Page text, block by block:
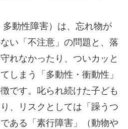
動性障害）は、忘れ物が
い「不注意」の問題と、落
れなかったり、ついカッと
しまう「多動性・衝動性」
です。叱られ続けた子ども
、リスクとしては「躁うつ
ある「素行障害」（動物や